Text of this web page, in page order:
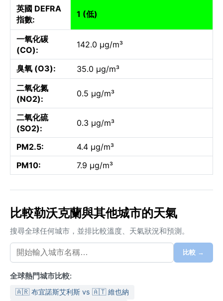
英國 DEFRA
指數:
1 (低)
一氧化碳
(CO):
142.0 µg/m³
臭氧 (O3):
35.0 µg/m³
二氧化氮
(NO2):
0.5 µg/m³
二氧化硫
(SO2):
0.3 µg/m³
PM2.5:
4.4 µg/m³
PM10:
7.9 µg/m³
比較勒沃克蘭與其他城市的天氣
搜尋全球任何城市，並排比較溫度、天氣狀況和預測。
比較 →
全球熱門城市比較:
🇦🇷 布宜諾斯艾利斯 vs 🇦🇹 維也納